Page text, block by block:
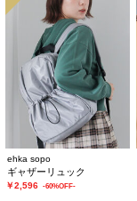
ehka sopo
ギャザーリュック
￥2,596 -60%OFF-